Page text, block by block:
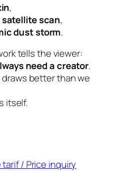
,
scan,
dust storm.
tells the viewer:
need a creator.
better than we
itself.
/ Price inquiry